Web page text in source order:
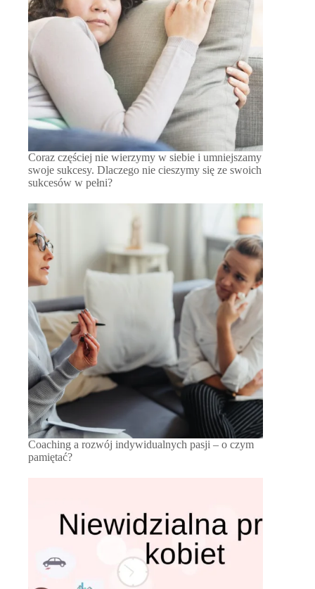
Coraz częściej nie wierzymy w siebie i umniejszamy
swoje sukcesy. Dlaczego nie cieszymy się ze swoich
sukcesów w pełni?
Coaching a rozwój indywidualnych pasji – o czym
pamiętać?